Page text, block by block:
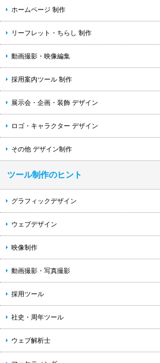
ホームページ 制作
リーフレット・ちらし 制作
動画撮影・映像編集
採用案内ツール 制作
展示会・企画・装飾 デザイン
ロゴ・キャラクター デザイン
その他 デザイン制作
ツール制作のヒント
グラフィックデザイン
ウェブデザイン
映像制作
動画撮影・写真撮影
採用ツール
社史・周年ツール
ウェブ解析士